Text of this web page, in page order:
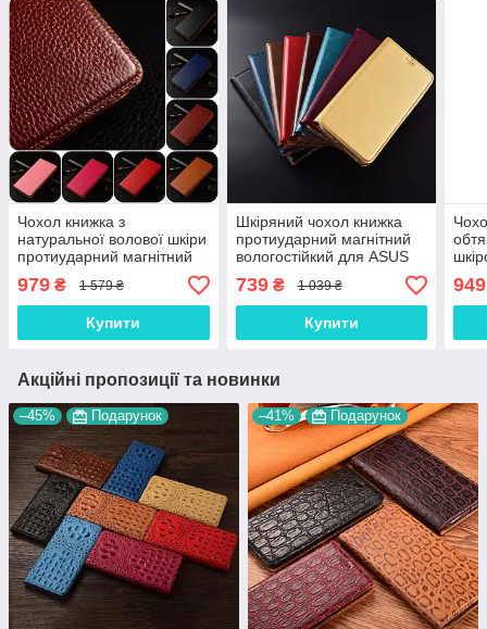
Чохол книжка з
натуральної волової шкіри
протиударний магнітний
для ASUS ZenFone 6
ZS630KL "BULL"
979 ₴ 1 579 ₴
Купити
Шкіряний чохол книжка
протиударний магнітний
вологостійкий для ASUS
ZenFone 6 ZS630KL
"VERSANO"
739₴ 1 039 ₴
Купити
949
Акційні пропозиції та новинки
–45% Подарунок –41% Подарунок